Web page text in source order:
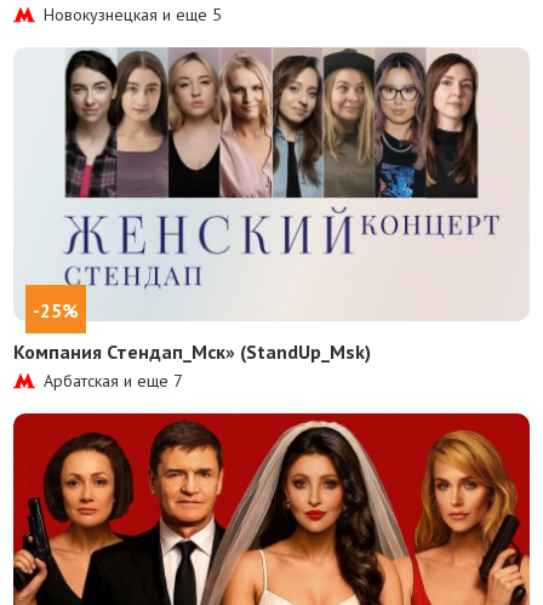
Новокузнецкая и еще 5
-25%
Компания Стендап_Мск» (StandUp_Msk)
Арбатская и еще 7